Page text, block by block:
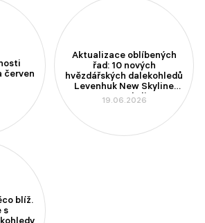
červen
Aktualizace oblíbených
řad: 10 nových
hvězdářských dalekohledů
Levenhuk New Skyline
PLUS a New Skyline PRO
19.06.2026
blíž.
s